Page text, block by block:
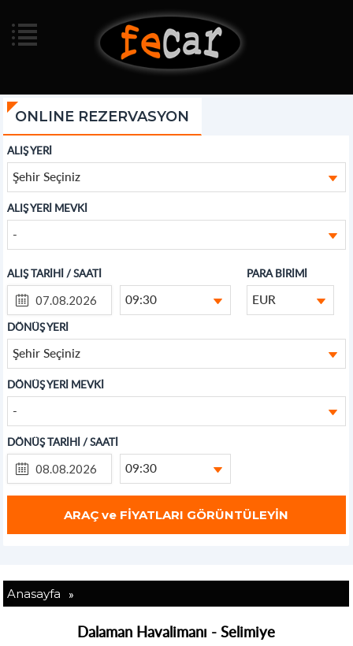
ONLINE REZERVASYON
ALIŞ YERİ
Şehir Seçiniz
ALIŞ YERİ MEVKİ
-
ALIŞ TARİHİ / SAATİ
09:30
PARA BİRİMİ
EUR
DÖNÜŞ YERİ
Şehir Seçiniz
DÖNÜŞ YERİ MEVKİ
-
DÖNÜŞ TARİHİ / SAATİ
09:30
Anasayfa »
Dalaman Havalimanı - Selimiye